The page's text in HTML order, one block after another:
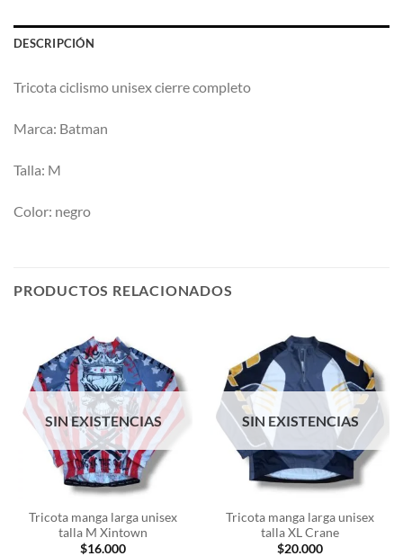
DESCRIPCIÓN
Tricota ciclismo unisex cierre completo
Marca: Batman
Talla: M
Color: negro
PRODUCTOS RELACIONADOS
SIN EXISTENCIAS
Tricota manga larga unisex
talla M Xintown
$16.000
SIN EXISTENCIAS
Tricota manga larga unisex
talla XL Crane
$20.000